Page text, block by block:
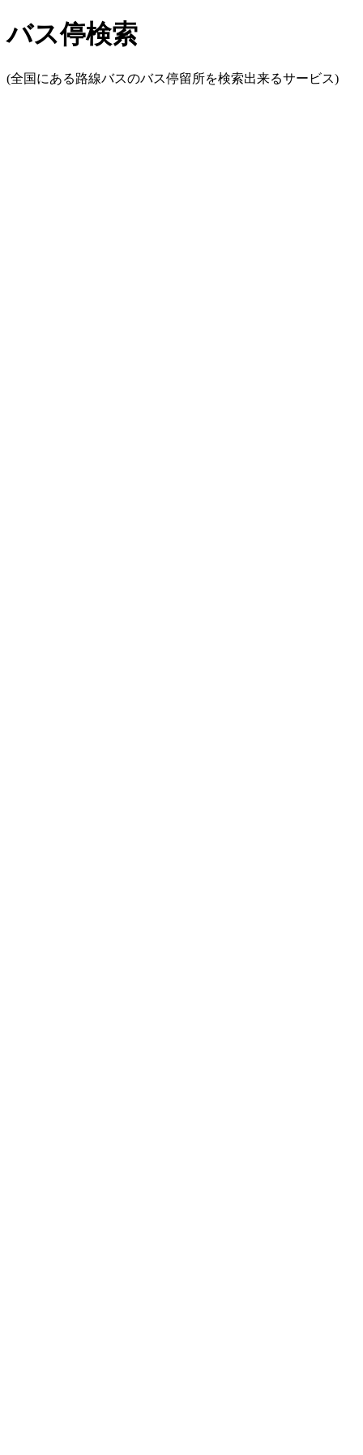
バス停検索
(全国にある路線バスのバス停留所を検索出来るサービス)